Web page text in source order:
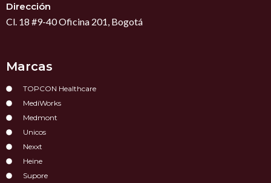
Dirección
Cl. 18 #9-40 Oficina 201, Bogotá
Marcas
TOPCON Healthcare
MediWorks
Medmont
Unicos
Nexxt
Heine
Supore